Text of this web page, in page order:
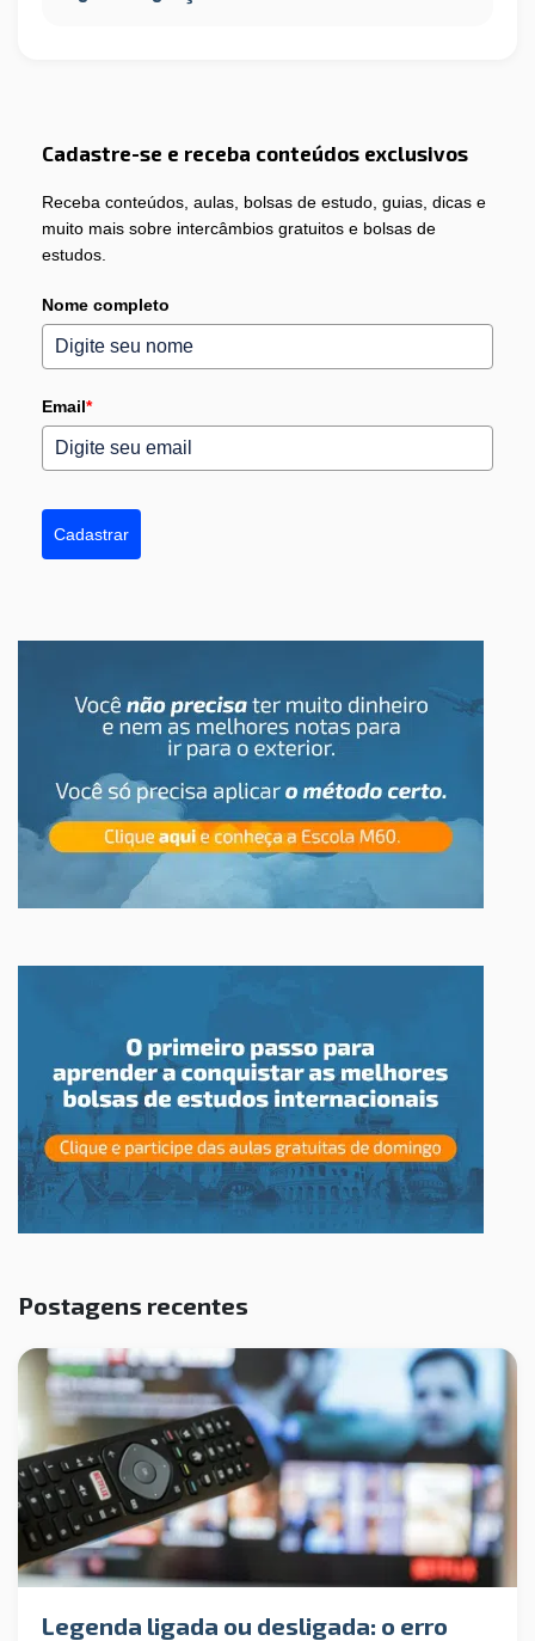
Cadastre-se e receba conteúdos exclusivos
Receba conteúdos, aulas, bolsas de estudo, guias, dicas e
muito mais sobre intercâmbios gratuitos e bolsas de
estudos.
Nome completo
Email*
Cadastrar
Postagens recentes
Legenda ligada ou desligada: o erro